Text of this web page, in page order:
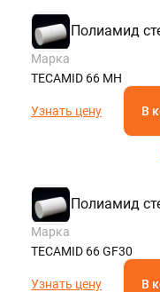
Полиамид
Марка
TECAMID 66 MH
Узнать цену В
Полиамид
Марка
TECAMID 66 GF30
Узнать цену В